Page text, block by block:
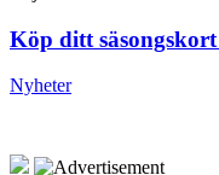
Köp ditt
Nyheter